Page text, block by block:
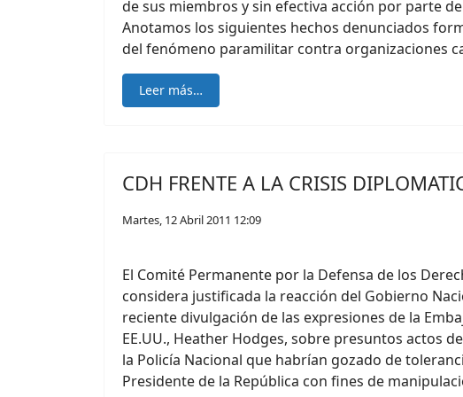
de sus miembros y sin efectiva acción por parte
Anotamos los siguientes hechos denunciados
del fenómeno paramilitar contra organizaciones
Leer más…
CDH FRENTE A LA CRISIS
Martes, 12 Abril 2011 12:09
El Comité Permanente por la Defensa de los
considera justificada la reacción del Gobierno
reciente divulgación de las expresiones de la
EE.UU., Heather Hodges, sobre presuntos actos
la Policía Nacional que habrían gozado de
Presidente de la República con fines de